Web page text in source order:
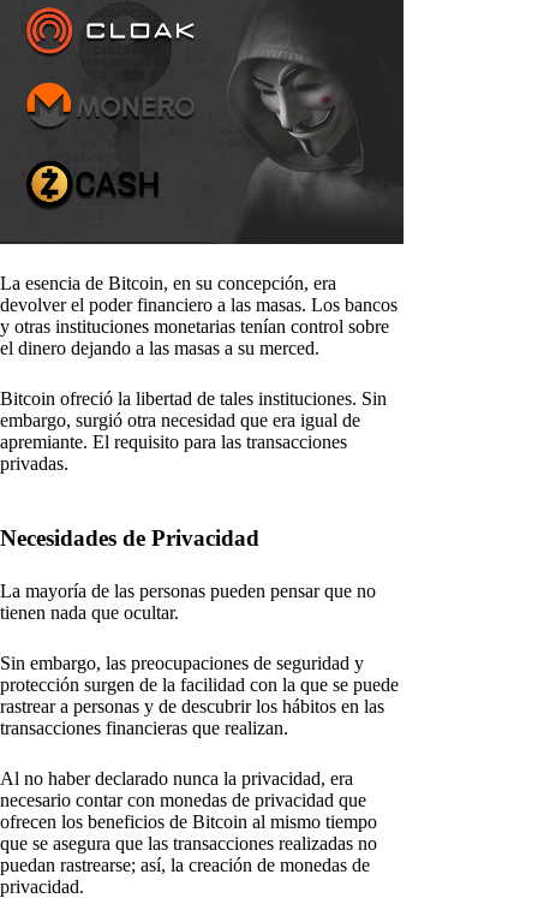
La esencia de Bitcoin, en su concepción, era
devolver el poder financiero a las masas. Los bancos
y otras instituciones monetarias tenían control sobre
el dinero dejando a las masas a su merced.
Bitcoin ofreció la libertad de tales instituciones. Sin
embargo, surgió otra necesidad que era igual de
apremiante. El requisito para las transacciones
privadas.
Necesidades de Privacidad
La mayoría de las personas pueden pensar que no
tienen nada que ocultar.
Sin embargo, las preocupaciones de seguridad y
protección surgen de la facilidad con la que se puede
rastrear a personas y de descubrir los hábitos en las
transacciones financieras que realizan.
Al no haber declarado nunca la privacidad, era
necesario contar con monedas de privacidad que
ofrecen los beneficios de Bitcoin al mismo tiempo
que se asegura que las transacciones realizadas no
puedan rastrearse; así, la creación de monedas de
privacidad.